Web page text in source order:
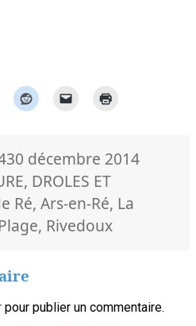
30 décembre 2014Auteur
, DROLES ET
Ré,Ars-en-Ré, La
, Rivedoux
pour publier un commentaire.